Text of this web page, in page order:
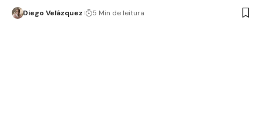
Diego Velázquez 5 Min de leitura